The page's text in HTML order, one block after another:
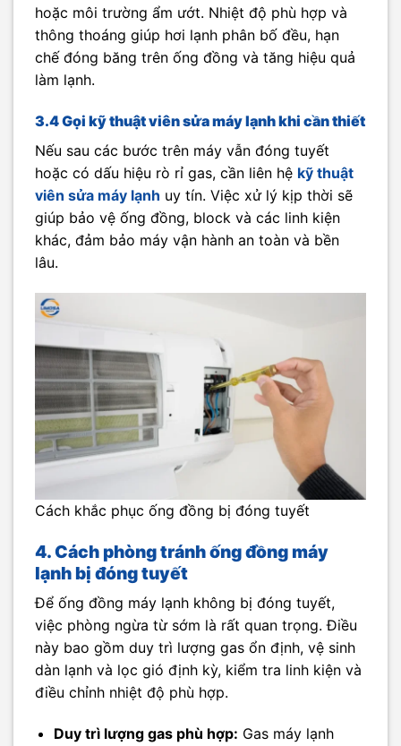
hoặc môi trường ẩm ướt. Nhiệt độ phù hợp và
thông thoáng giúp hơi lạnh phân bố đều, hạn
chế đóng băng trên ống đồng và tăng hiệu quả
làm lạnh.
3.4 Gọi kỹ thuật viên sửa máy lạnh khi cần thiết
Nếu sau các bước trên máy vẫn đóng tuyết
hoặc có dấu hiệu rò rỉ gas, cần liên hệ kỹ thuật
viên sửa máy lạnh uy tín. Việc xử lý kịp thời sẽ
giúp bảo vệ ống đồng, block và các linh kiện
khác, đảm bảo máy vận hành an toàn và bền
lâu.
Cách khắc phục ống đồng bị đóng tuyết
4. Cách phòng tránh ống đồng máy
lạnh bị đóng tuyết
Để ống đồng máy lạnh không bị đóng tuyết,
việc phòng ngừa từ sớm là rất quan trọng. Điều
này bao gồm duy trì lượng gas ổn định, vệ sinh
dàn lạnh và lọc gió định kỳ, kiểm tra linh kiện và
điều chỉnh nhiệt độ phù hợp.
Duy trì lượng gas phù hợp: Gas máy lạnh